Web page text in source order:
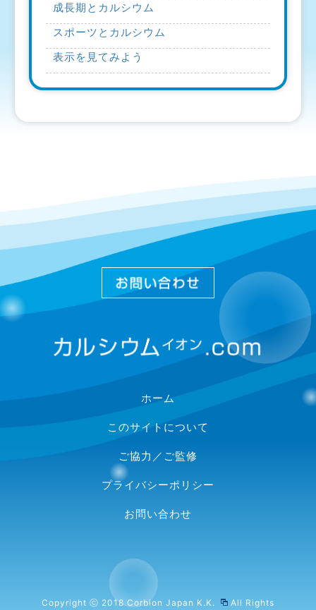
成長期とカルシウム
スポーツとカルシウム
表示を見てみよう
ホーム
このサイトについて
ご協力／ご監修
プライバシーポリシー
お問い合わせ
Copyright ⓒ 2018Corbion Japan K.K. All Rights